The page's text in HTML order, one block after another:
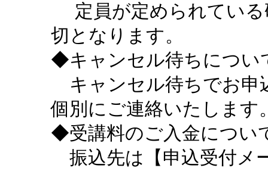
定員が定められている
切となります。
◆キャンセル待ちについ
キャンセル待ちでお申
個別にご連絡いたします
◆受講料のご入金につい
振込先は【申込受付メ